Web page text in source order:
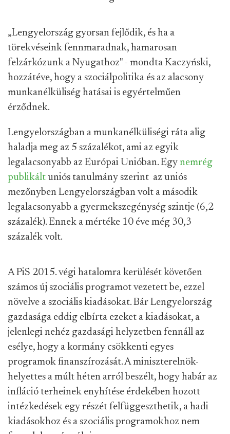
„Lengyelország gyorsan fejlődik, és ha a
törekvéseink fennmaradnak, hamarosan
felzárkózunk a Nyugathoz" - mondta Kaczyński,
hozzátéve, hogy a szociálpolitika és az alacsony
munkanélküliség hatásai is egyértelműen
érződnek.
Lengyelországban a munkanélküliségi ráta alig
haladja meg az 5 százalékot, ami az egyik
legalacsonyabb az Európai Unióban. Egy nemrég
publikált uniós tanulmány szerint az uniós
mezőnyben Lengyelországban volt a második
legalacsonyabb a gyermekszegénység szintje (6,2
százalék). Ennek a mértéke 10 éve még 30,3
százalék volt.
A PiS 2015. végi hatalomra kerülését követően
számos új szociális programot vezetett be, ezzel
növelve a szociális kiadásokat. Bár Lengyelország
gazdasága eddig elbírta ezeket a kiadásokat, a
jelenlegi nehéz gazdasági helyzetben fennáll az
esélye, hogy a kormány csökkenti egyes
programok finanszírozását. A miniszterelnök-
helyettes a múlt héten arról beszélt, hogy habár az
infláció terheinek enyhítése érdekében hozott
intézkedések egy részét felfüggeszthetik, a hadi
kiadásokhoz és a szociális programokhoz nem